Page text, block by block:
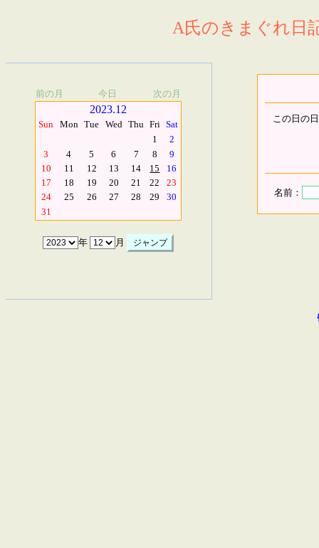
A氏のきまぐれ日
前の月 今日 次の月
2023.12
Sun Mon Tue Wed Thu Fri Sat
1
2
3
4 5 6 7 8
9
10
11 12 13 14 15
16
17
18 19 20 21 22
23
24
25 26 27 28 29
30
31
年 月
この日の
名前：